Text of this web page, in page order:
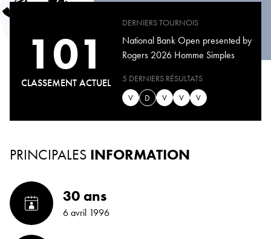
101
CLASSEMENT ACTUEL
DERNIERS TOURNOIS
National Bank Open presented by
Rogers 2026 Homme Simples
5 DERNIERS RÉSULTATS
V
D V V V
PRINCIPALES INFORMATION
30 ans
6 avril 1996